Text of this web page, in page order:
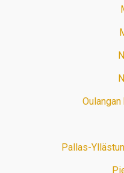
Pallas-